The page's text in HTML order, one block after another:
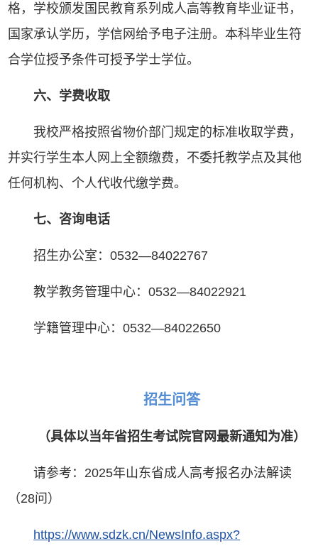
格，学校颁发国民教育系列成人高等教育毕业证书，
国家承认学历，学信网给予电子注册。本科毕业生符
合学位授予条件可授予学士学位。
六、学费收取
我校严格按照省物价部门规定的标准收取学费，
并实行学生本人网上全额缴费，不委托教学点及其他
任何机构、个人代收代缴学费。
七、咨询电话
招生办公室：0532—84022767
教学教务管理中心：0532—84022921
学籍管理中心：0532—84022650
招生问答
（具体以当年省招生考试院官网最新通知为准）
请参考：2025年山东省成人高考报名办法解读
（28问）
https://www.sdzk.cn/NewsInfo.aspx?